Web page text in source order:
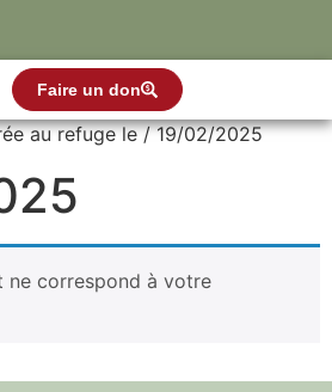
Faire un don
au refuge le / 19/02/2025
ne correspond à votre